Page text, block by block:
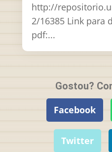
http://
2/16385 Link para
pdf:...
Gostou?
Facebook
Twitter